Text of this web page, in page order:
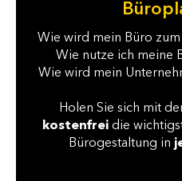
Wie wird mein Büro zum
Wie nutze ich meine
Wie wird mein
Holen Sie sich mit
kostenfrei die
Bürogestaltung in